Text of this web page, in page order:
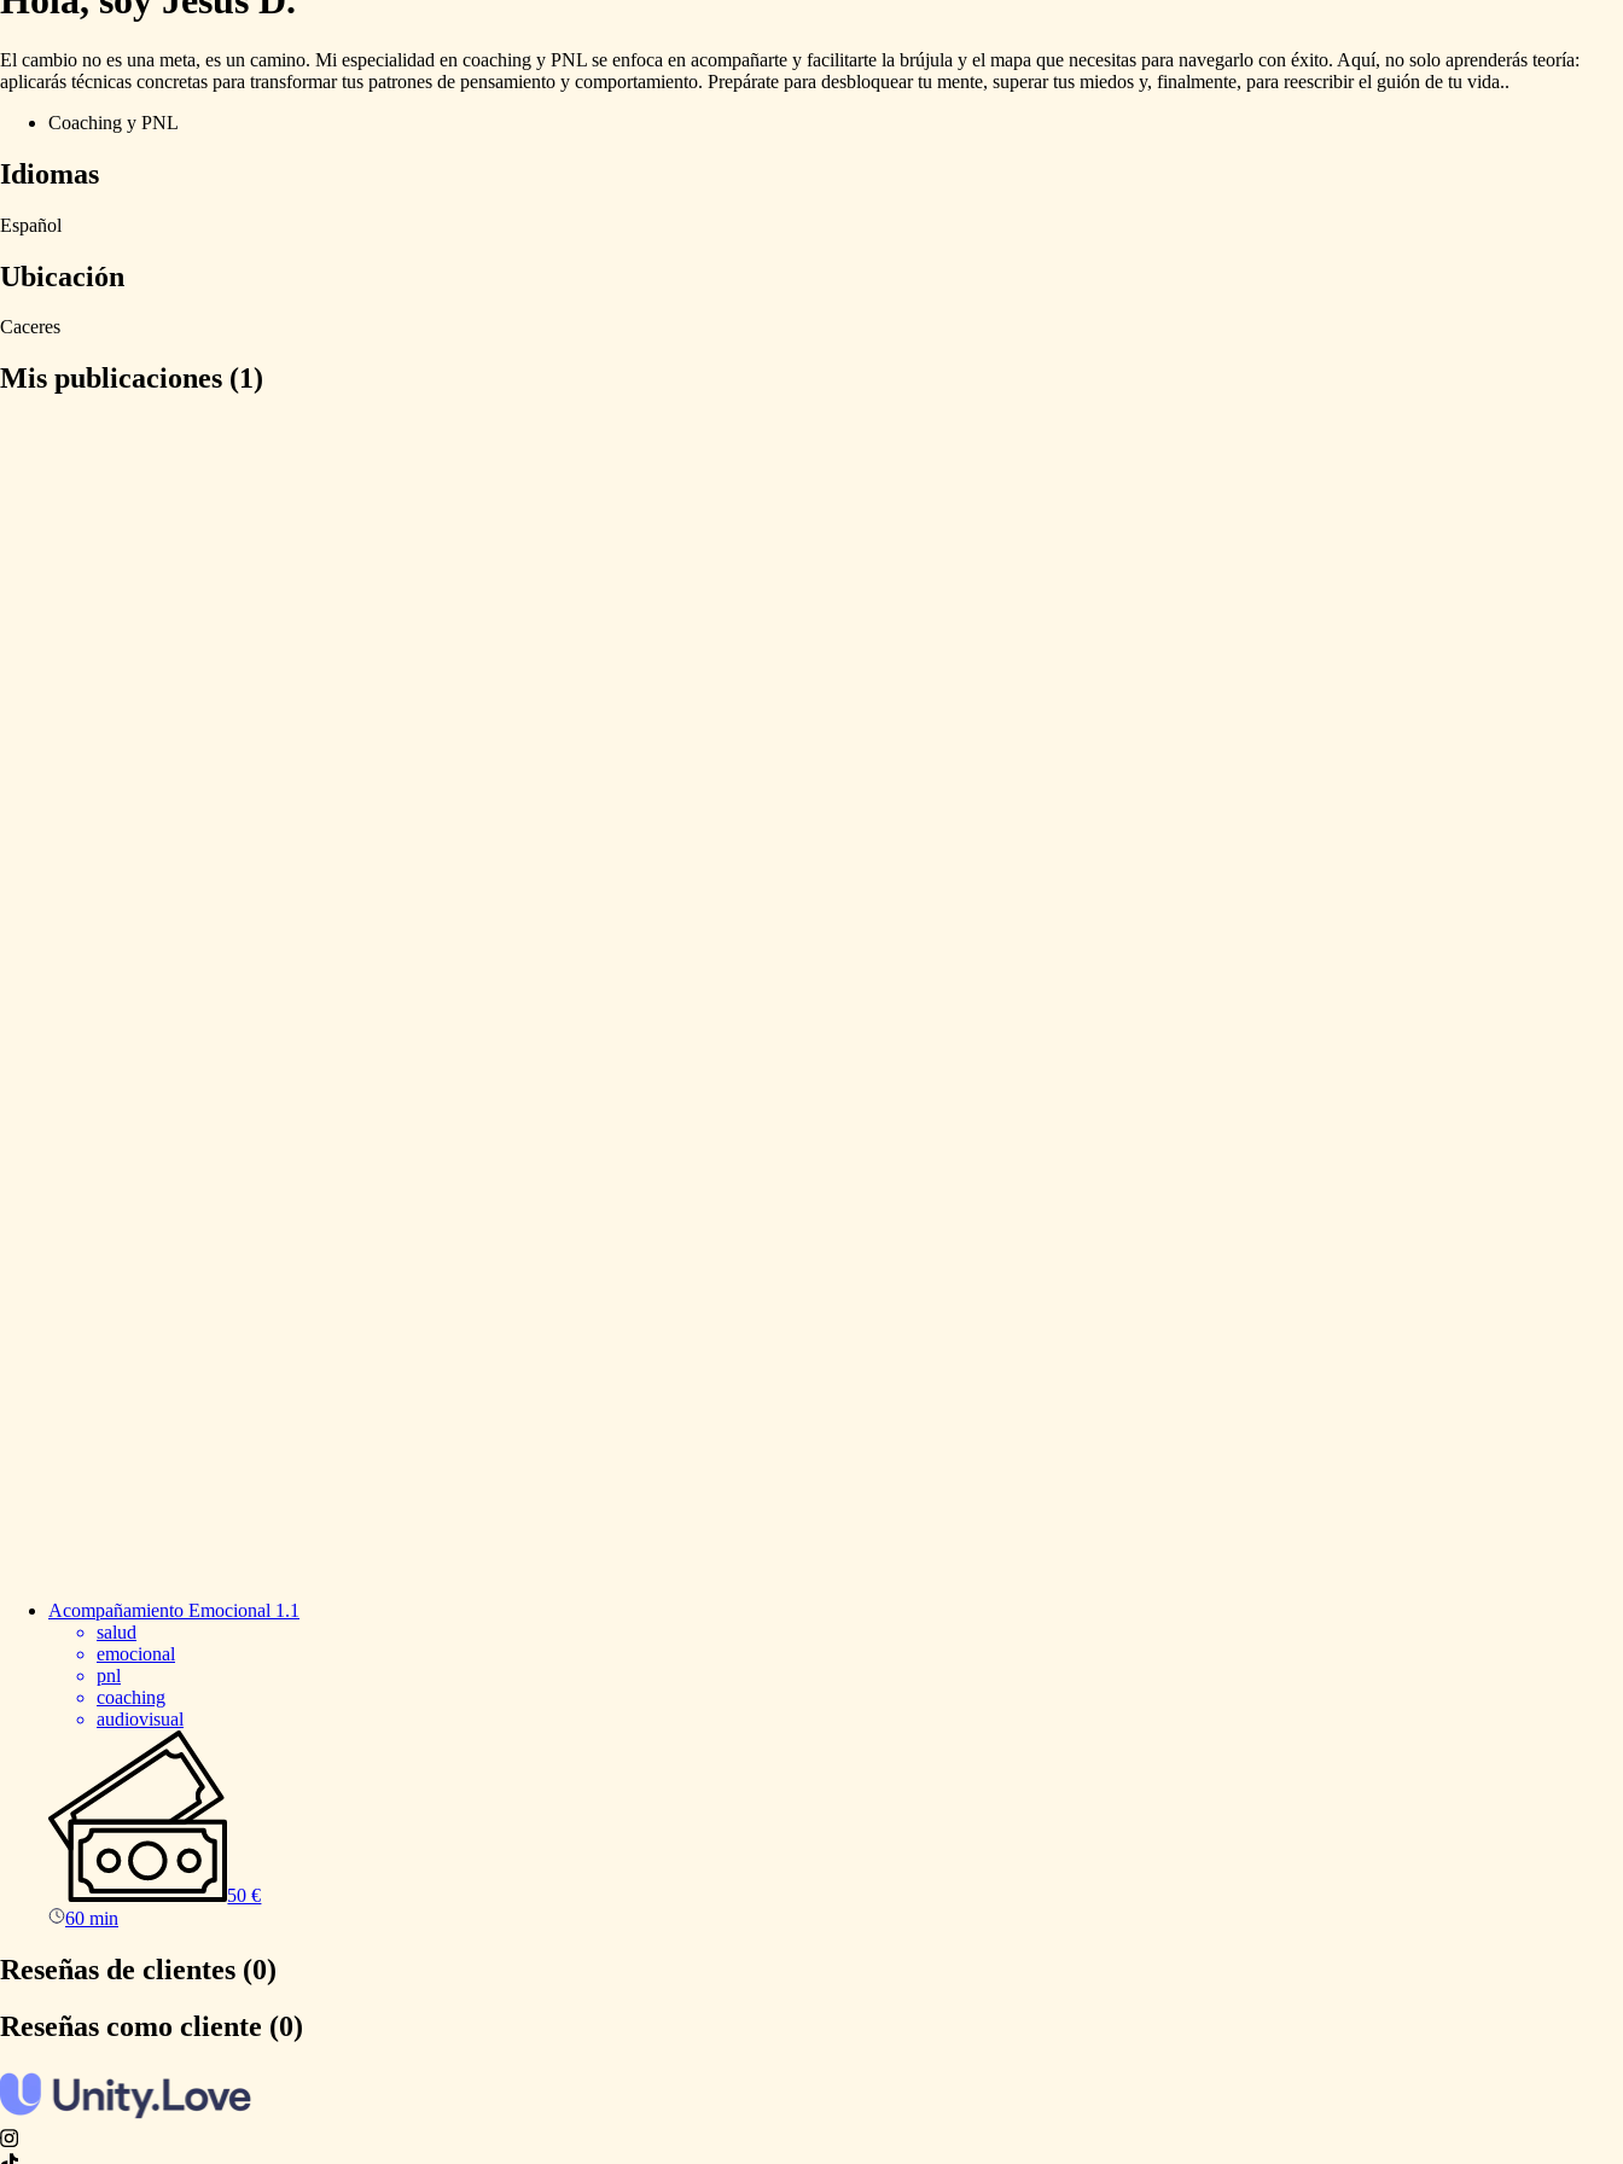
El cambio no es una meta, es un camino. Mi especialidad en coaching y PNL se enfoca en acompañarte y facilitarte la brújula y el mapa que necesitas para navegarlo con éxito. Aquí, no solo aprenderás teoría:
aplicarás técnicas concretas para transformar tus patrones de pensamiento y comportamiento. Prepárate para desbloquear tu mente, superar tus miedos y, finalmente, para reescribir el guión de tu vida..
Coaching y PNL
Idiomas
Español
Ubicación
Caceres
Mis publicaciones (1)
Acompañamiento Emocional 1.1
salud
emocional
pnl
coaching
audiovisual
50 €
60 min
Reseñas de clientes (0)
Reseñas como cliente (0)